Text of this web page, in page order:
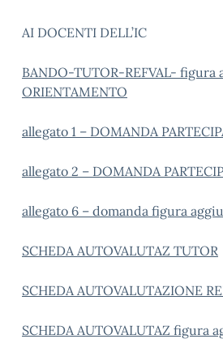
AI DOCENTI DELL’IC
BANDO-TUTOR-REFVAL-
ORIENTAMENTO
allegato 1 – DOMANDA
allegato 2 – DOMANDA
allegato 6 – domanda figura
SCHEDA AUTOVALUTAZ TUTOR
SCHEDA AUTOVALUTAZIONE
SCHEDA AUTOVALUTAZ figura